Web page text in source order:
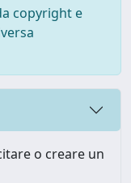
copyright e
o creare un